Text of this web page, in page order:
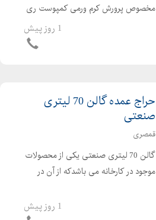
مخصوص پرورش کرم ورمی کمپوست ری
پلاستیک تنها تولید کننده سبدهای لبه
کوتاه 7 سانتی مخصوص پرورش کرم میل
1 روز پیش
حراج عمده گالن 70 لیتری
صنعتی
قمصری
گالن 70 لیتری صنعتی یکی از محصولات
موجود در کارخانه می باشدکه از آن در
ظرفیت 70 لیتر را دارد و در برابر نورخورشید
1 روز پیش